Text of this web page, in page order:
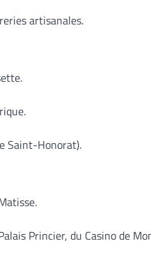
artisanales.
Saint-Honorat).
Princier, du Casino de